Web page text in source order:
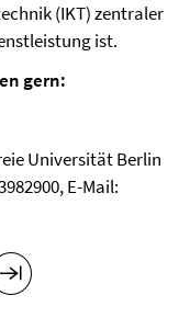
(IKT) zentraler
ist.
gern:
Universität Berlin
E-Mail: